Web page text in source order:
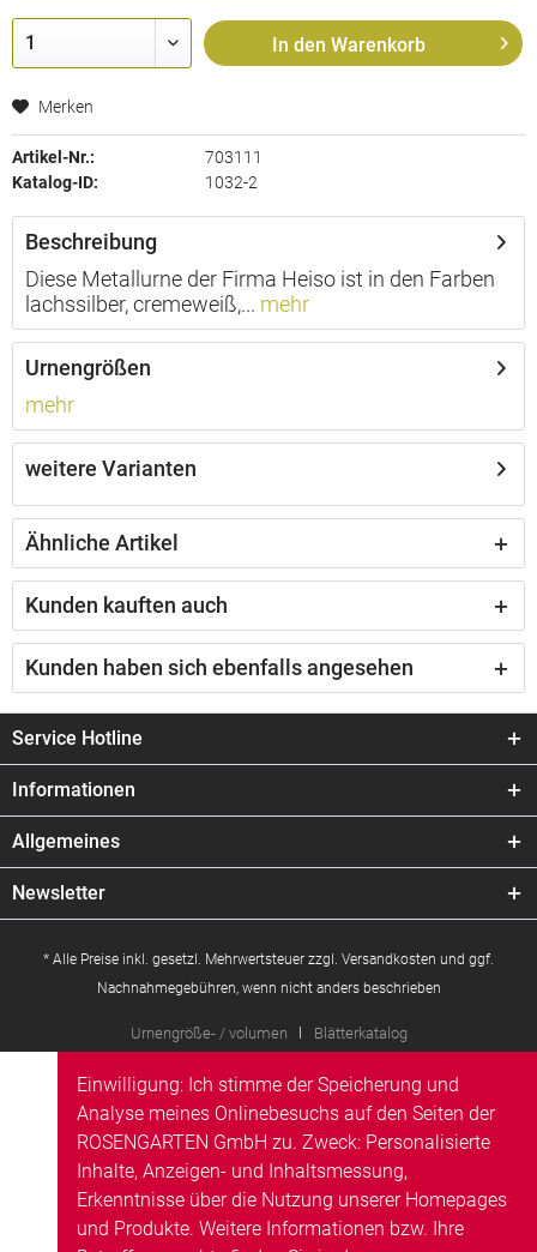
In den Warenkorb
Merken
Artikel-Nr.:
703111
Katalog-ID:
1032-2
Beschreibung
Diese Metallurne der Firma Heiso ist in den Farben
lachssilber, cremeweiß,... mehr
Urnengrößen
mehr
weitere Varianten
Ähnliche Artikel
Kunden kauften auch
Kunden haben sich ebenfalls angesehen
Service Hotline
Informationen
Allgemeines
Newsletter
* Alle Preise inkl. gesetzl. Mehrwertsteuer zzgl. Versandkosten und ggf.
Nachnahmegebühren, wenn nicht anders beschrieben
Urnengröße- / volumen Blätterkatalog
Einwilligung: Ich stimme der Speicherung und
Analyse meines Onlinebesuchs auf den Seiten der
ROSENGARTEN GmbH zu. Zweck: Personalisierte
Inhalte, Anzeigen- und Inhaltsmessung,
Erkenntnisse über die Nutzung unserer Homepages
und Produkte. Weitere Informationen bzw. Ihre